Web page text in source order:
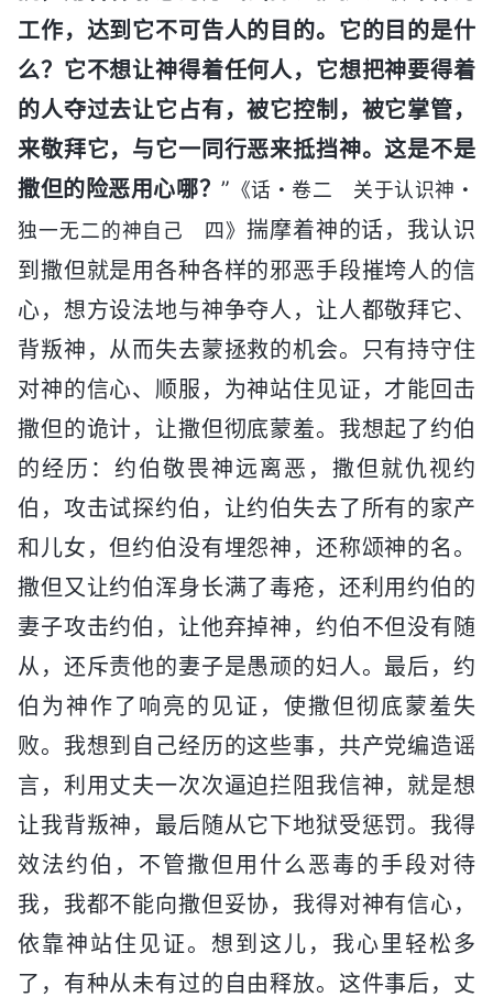
工作，达到它不可告人的目的。它的目的是什
么？它不想让神得着任何人，它想把神要得着
的人夺过去让它占有，被它控制，被它掌管，
来敬拜它，与它一同行恶来抵挡神。这是不是
撒但的险恶用心哪？” 《话・卷二 关于认识神・
独一无二的神自己 四》 揣摩着神的话，我认识
到撒但就是用各种各样的邪恶手段摧垮人的信
心，想方设法地与神争夺人，让人都敬拜它、
背叛神，从而失去蒙拯救的机会。只有持守住
对神的信心、顺服，为神站住见证，才能回击
撒但的诡计，让撒但彻底蒙羞。我想起了约伯
的经历：约伯敬畏神远离恶，撒但就仇视约
伯，攻击试探约伯，让约伯失去了所有的家产
和儿女，但约伯没有埋怨神，还称颂神的名。
撒但又让约伯浑身长满了毒疮，还利用约伯的
妻子攻击约伯，让他弃掉神，约伯不但没有随
从，还斥责他的妻子是愚顽的妇人。最后，约
伯为神作了响亮的见证，使撒但彻底蒙羞失
败。我想到自己经历的这些事，共产党编造谣
言，利用丈夫一次次逼迫拦阻我信神，就是想
让我背叛神，最后随从它下地狱受惩罚。我得
效法约伯，不管撒但用什么恶毒的手段对待
我，我都不能向撒但妥协，我得对神有信心，
依靠神站住见证。想到这儿，我心里轻松多
了，有种从未有过的自由释放。这件事后，丈